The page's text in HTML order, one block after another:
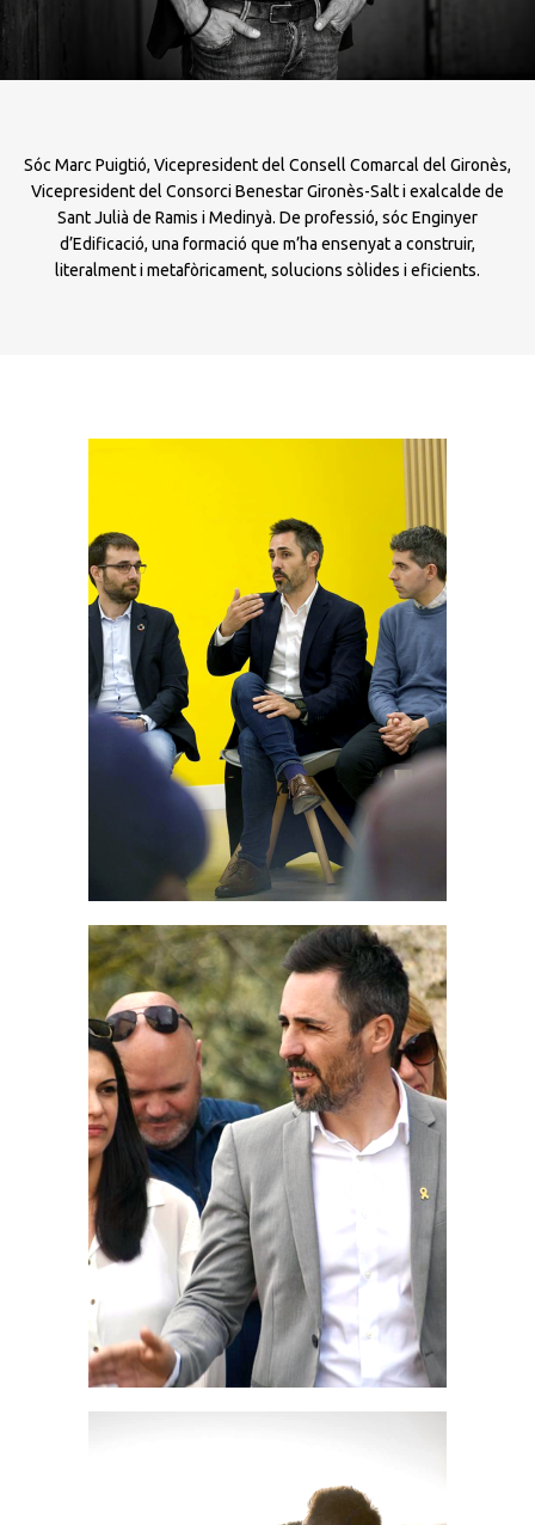
Sóc Marc Puigtió, Vicepresident del Consell Comarcal del Gironès,
Vicepresident del Consorci Benestar Gironès-Salt i exalcalde de
Sant Julià de Ramis i Medinyà. De professió, sóc Enginyer
d’Edificació, una formació que m’ha ensenyat a construir,
literalment i metafòricament, solucions sòlides i eficients.